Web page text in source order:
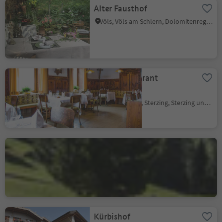
Alter Fausthof
Völs, Völs am Schlern, Dolomitenregion Seiser Alm
Hotel Restaurant
Schaurhof
Ried - Sterzing, Sterzing, Sterzing und Umgebung
Kürbishof